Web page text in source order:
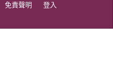
免責聲明 登入